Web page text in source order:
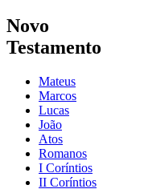
Novo
Testamento
Mateus
Marcos
Lucas
João
Atos
Romanos
I Coríntios
II Coríntios